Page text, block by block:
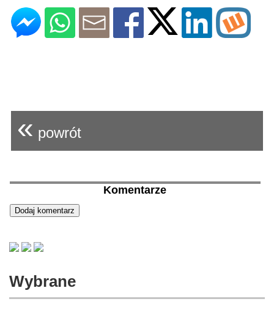
« powrót
Komentarze
Wybrane